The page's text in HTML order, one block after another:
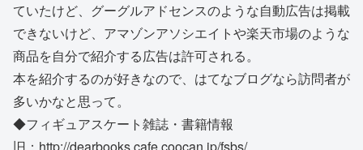
ていたけど、グーグルアドセンスのような自動広告は掲載
できないけど、アマゾンアソシエイトや楽天市場のような
商品を自分で紹介する広告は許可される。
本を紹介するのが好きなので、はてなブログなら訪問者が
多いかなと思って。
◆フィギュアスケート雑誌・書籍情報